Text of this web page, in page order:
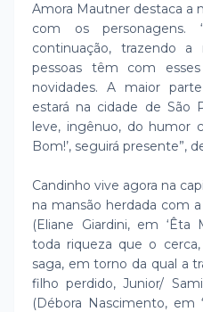
Amora Mautner destaca a
com os personagens.
continuação, trazendo
pessoas têm com
novidades. A maior
estará na cidade de São
leve, ingênuo, do humor
Bom!’, seguirá presente”,
Candinho vive agora na
na mansão herdada com
(Eliane Giardini, em ‘Êta
toda riqueza que o
saga, em torno da qual a
filho perdido, Junior/
(Débora Nascimento, em